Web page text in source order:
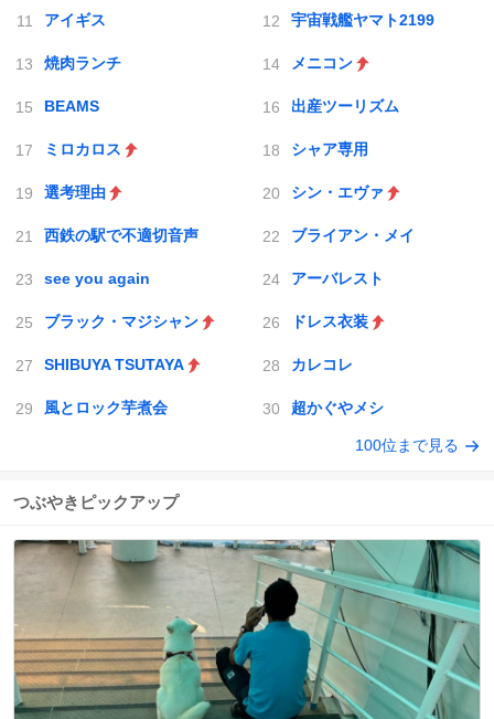
アイギス 宇宙戦艦ヤマト2199
焼肉ランチ メニコン
BEAMS 出産ツーリズム
ミロカロス シャア専用
選考理由 シン・エヴァ
西鉄の駅で不適切音声 ブライアン・メイ
see you again アーバレスト
ブラック・マジシャン ドレス衣装
SHIBUYA TSUTAYA カレコレ
風とロック芋煮会 超かぐやメシ
100位まで見る
つぶやきピックアップ